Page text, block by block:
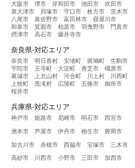
大阪市 堺市 岸和田市 池田市
吹田市
泉大津市
貝塚市 守口市 枚方市
茨木市
八尾市
泉佐野市 富田林市
寝屋川市
和泉市
箕面市 柏原市 羽曳野市
門真市
摂津市
高石市 藤井寺市
奈良県-対応エリア
奈良市 明日香村 安堵町 斑鳩町
生駒市
宇陀市
王寺町 大淀町 香芝市
橿原市
葛城市
上北山村 河合町 川上村
川西町
上牧町
黒滝村 広陵町 五條市
御所市
桜井市
兵庫県-対応エリア
神戸市 姫路市 尼崎市 明石市 西宮市
洲本市 芦屋市 伊丹市 相生市 豊岡市
加古川市 赤穂市 西脇市 宝塚市 三木市
高砂市 川西市 小野市 三田市 加西市